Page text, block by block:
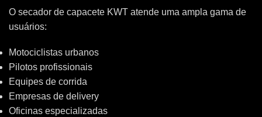
O secador de capacete KWT atende uma ampla gama de
usuários:
Motociclistas urbanos
Pilotos profissionais
Equipes de corrida
Empresas de delivery
Oficinas especializadas